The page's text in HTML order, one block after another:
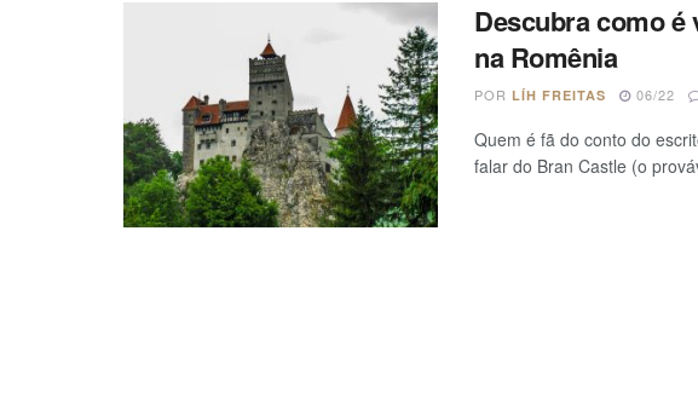
Descubra como é
na Romênia
POR LÍH FREITAS 06/22
Quem é fã do conto do
falar do Bran Castle (o